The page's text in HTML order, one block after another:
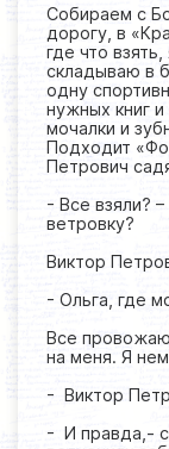
Собираем с
дорогу, в
где что
складываю в
одну
нужных книг
мочалки и
Подходит
Петрович
- Все взяли?
ветровку?
Виктор
- Ольга, где
Все
на меня. Я
- Виктор
- И правда,-